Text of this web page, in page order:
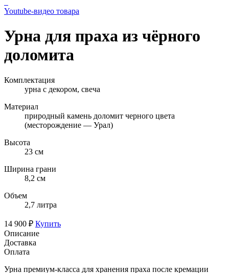
Youtube-видео товара
Урна для праха из чёрного
доломита
Комплектация
урна с декором, свеча
Материал
природный камень доломит черного цвета
(месторождение — Урал)
Высота
23 см
Ширина грани
8,2 см
Объем
2,7 литра
14 900 ₽ Купить
Описание
Доставка
Оплата
Урна премиум-класса для хранения праха после кремации